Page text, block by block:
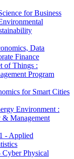
for Business
Data
Finance
of Things :
Program
for Smart Cities
Environment :
& Management
- Applied
Physical